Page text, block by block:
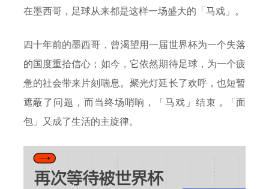
在墨西哥，足球从来都是这样一场盛大的「马戏」。
四十年前的墨西哥，曾渴望用一届世界杯为一个失落
的国度重拾信心；如今，它依然期待足球，为一个疲
惫的社会带来片刻喘息。聚光灯延长了欢呼，也短暂
遮蔽了问题，而当终场哨响，「马戏」结束，「面
包」又成了生活的主旋律。